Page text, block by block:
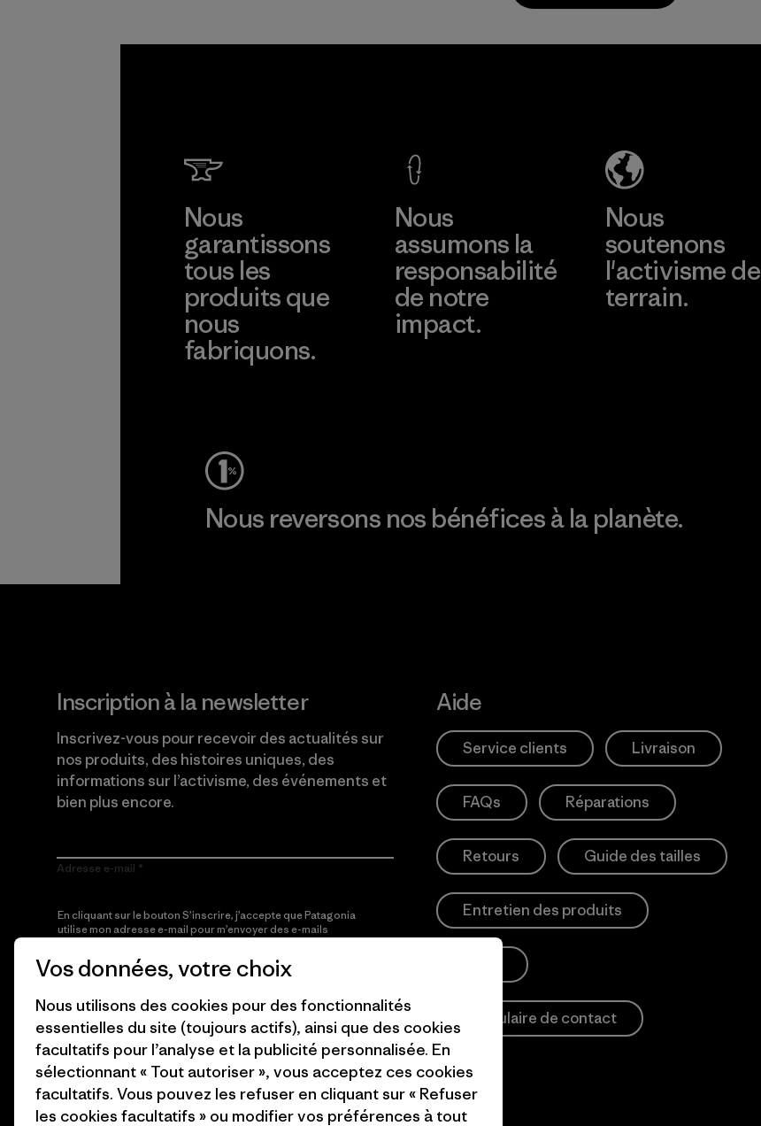
Divisions)
Nous
garantissons
tous les
produits que
nous
fabriquons.
Nous
assumons la
responsabilité
de notre
impact.
Nous
soutenons
l'activisme de
terrain.
Nous reversons nos bénéfices à la planète.
Inscription à la newsletter
Inscrivez-vous pour recevoir des actualités sur
nos produits, des histoires uniques, des
informations sur l’activisme, des événements et
bien plus encore.
Adresse e-mail
En cliquant sur le bouton S’inscrire, j’accepte que Patagonia
utilise mon adresse e-mail pour m’envoyer des e-mails
sensibilisation à l’activisme, les informations sur les événements
et autres, conformément à laPolitique de confidentialité
S’inscrire
Aide
Service clients Livraison
FAQs Réparations
Retours Guide des tailles
Entretien des produits
Formulaire de contact
Vos données, votre choix
Nous utilisons des cookies pour des fonctionnalités
essentielles du site (toujours actifs), ainsi que des cookies
facultatifs pour l’analyse et la publicité personnalisée. En
sélectionnant « Tout autoriser », vous acceptez ces cookies
facultatifs. Vous pouvez les refuser en cliquant sur « Refuser
les cookies facultatifs » ou modifier vos préférences à tout